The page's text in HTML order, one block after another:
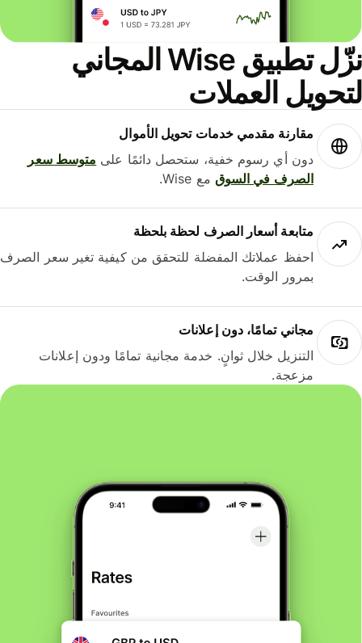
نزّل تطبيق Wise المجاني
العملات
مقارنة مقدمي خدمات تحويل الأموال
دون أي رسوم خفية، ستحصل دائمًا علىمتوسط ​​سعر
الصرف في السوقمع Wise.
متابعة أسعار الصرف لحظة بلحظة
احفظ عملاتك المفضلة للتحقق من كيفية تغير سعر الصرف
بمرور الوقت.
مجاني تمامًا، دون إعلانات
التنزيل خلال ثوانٍ. خدمة مجانية تمامًا ودون إعلانات
مزعجة.